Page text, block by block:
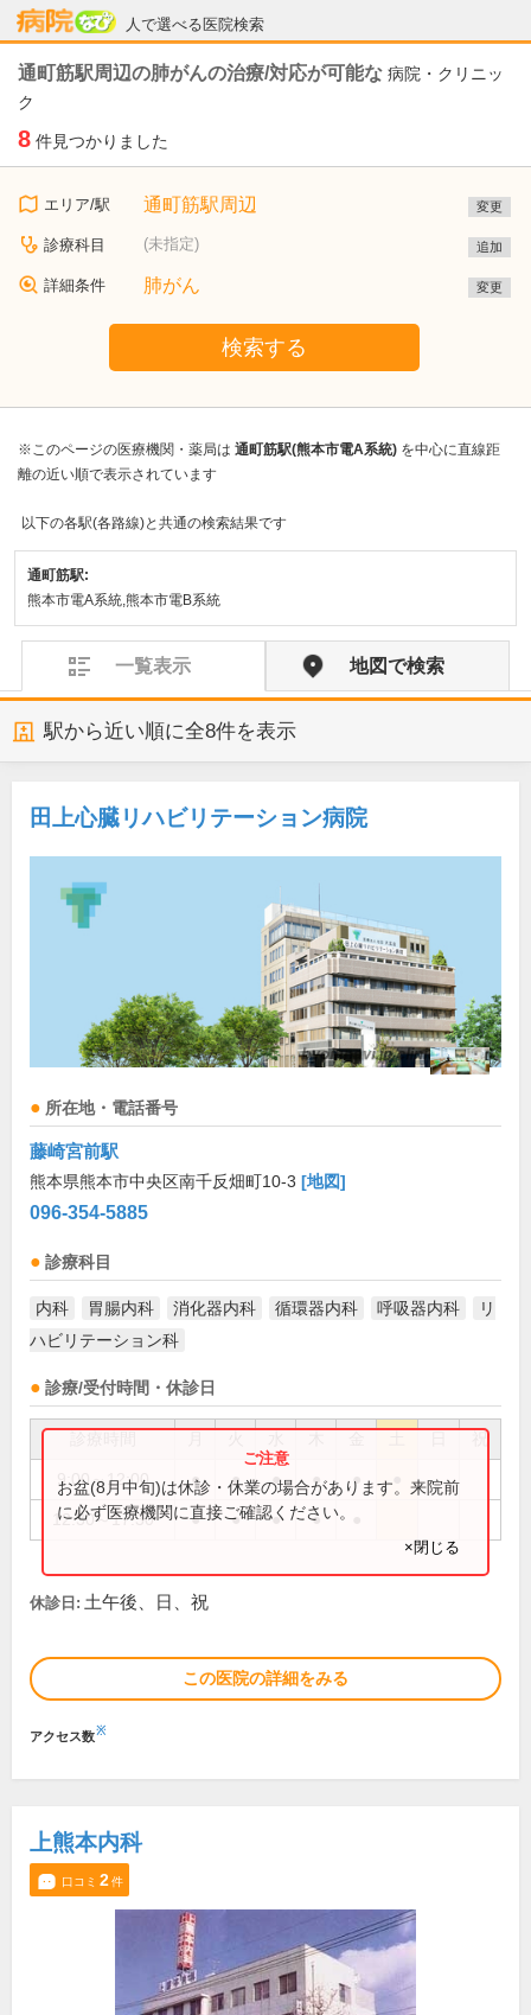
人で選べる医院検索
病院なび
通町筋駅周辺の肺がんの治療/対応が可能な 病院・クリニッ
ク
8 件見つかりました
エリア/駅 通町筋駅周辺 変更
診療科目 (未指定) 追加
詳細条件 肺がん 変更
検索する
※このページの医療機関・薬局は 通町筋駅(熊本市電A系統) を中心に直線距
離の近い順で表示されています
以下の各駅(各路線)と共通の検索結果です
通町筋駅:
熊本市電A系統,熊本市電B系統
一覧表示 地図で検索
駅から近い順に全8件を表示
田上心臓リハビリテーション病院
所在地・電話番号
藤崎宮前駅
熊本県熊本市中央区南千反畑町10-3 [地図]
096-354-5885
診療科目
内科 胃腸内科 消化器内科 循環器内科 呼吸器内科
リ
ハビリテーション科
診療/受付時間・休診日
祝
9:00～12:00 ● ● ● ● ●
12:30～17:30 ● ● ● ●
お盆(8月中旬)は休診・休業の場合があります。来院前
に必ず医療機関に直接ご確認ください。
×閉じる
休診日: 土午後、日、祝
この医院の詳細をみる
アクセス数※
上熊本内科
口コミ 2件